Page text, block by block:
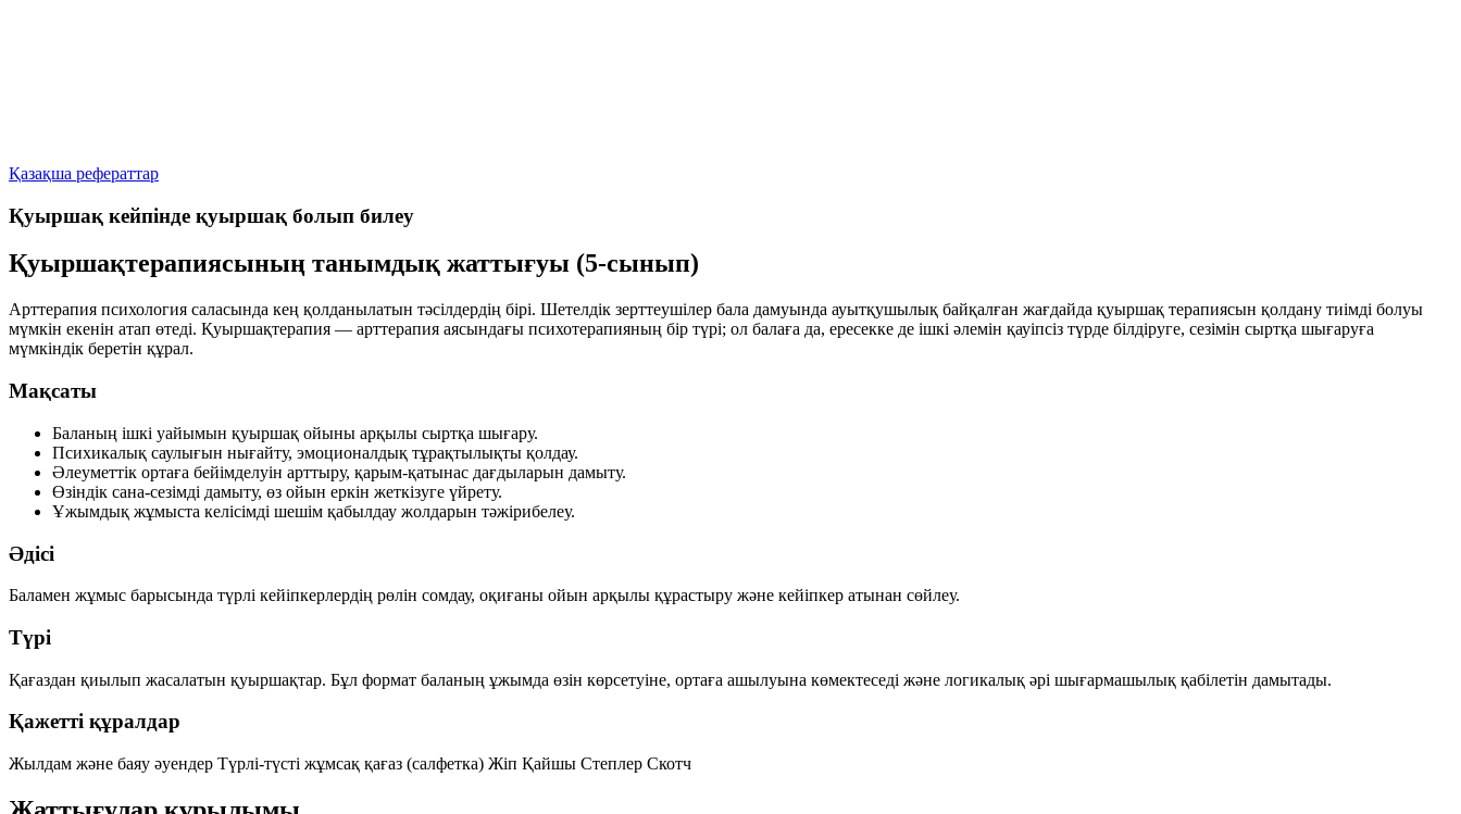
Қазақша рефераттар
Қуыршақ кейпінде қуыршақ болып билеу
Қуыршақтерапиясының танымдық жаттығуы (5-сынып)
Арттерапия психология саласында кең қолданылатын тәсілдердің бірі. Шетелдік зерттеушілер бала дамуында ауытқушылық байқалған жағдайда қуыршақ терапиясын қолдану тиімді болуы
мүмкін екенін атап өтеді. Қуыршақтерапия — арттерапия аясындағы психотерапияның бір түрі; ол балаға да, ересекке де ішкі әлемін қауіпсіз түрде білдіруге, сезімін сыртқа шығаруға
мүмкіндік беретін құрал.
Мақсаты
Баланың ішкі уайымын қуыршақ ойыны арқылы сыртқа шығару.
Психикалық саулығын нығайту, эмоционалдық тұрақтылықты қолдау.
Әлеуметтік ортаға бейімделуін арттыру, қарым-қатынас дағдыларын дамыту.
Өзіндік сана-сезімді дамыту, өз ойын еркін жеткізуге үйрету.
Ұжымдық жұмыста келісімді шешім қабылдау жолдарын тәжірибелеу.
Әдісі
Баламен жұмыс барысында түрлі кейіпкерлердің рөлін сомдау, оқиғаны ойын арқылы құрастыру және кейіпкер атынан сөйлеу.
Түрі
Қағаздан қиылып жасалатын қуыршақтар. Бұл формат баланың ұжымда өзін көрсетуіне, ортаға ашылуына көмектеседі және логикалық әрі шығармашылық қабілетін дамытады.
Қажетті құралдар
Жылдам және баяу әуендер Түрлі-түсті жұмсақ қағаз (салфетка) Жіп Қайшы Степлер Скотч